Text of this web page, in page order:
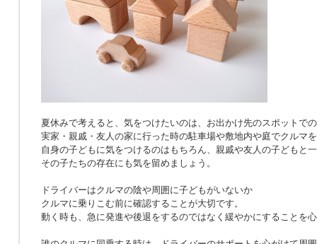
夏休みで考えると、気をつけたいのは、お出かけ先のスポットで
実家・親戚・友人の家に行った時の駐車場や敷地内や庭でクルマ
自身の子どもに気をつけるのはもちろん、親戚や友人の子どもと
その子たちの存在にも気を留めましょう。
ドライバーはクルマの陰や周囲に子どもがいないか
クルマに乗りこむ前に確認することが大切です。
動く時も、急に発進や後退をするのではなく緩やかにすることを